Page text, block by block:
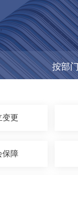
按部
变更
保障